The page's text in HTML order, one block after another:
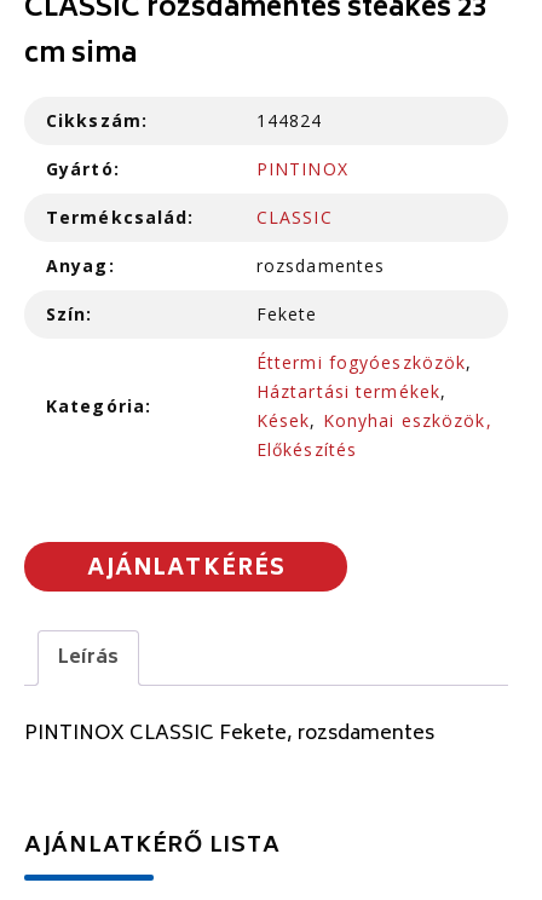
CLASSIC rozsdamentes steakés 23
cm sima
Cikkszám: 144824
Gyártó: PINTINOX
Termékcsalád: CLASSIC
Anyag: rozsdamentes
Szín: Fekete
Kategória:
Éttermi fogyóeszközök,
Háztartási termékek,
Kések, Konyhai eszközök,
Előkészítés
AJÁNLATKÉRÉS
Leírás
PINTINOX CLASSIC Fekete, rozsdamentes
AJÁNLATKÉRŐ LISTA